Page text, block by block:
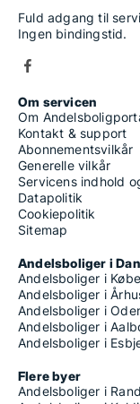
Fuld adgang til
Ingen bindingstid.
Om servicen
Om
Kontakt & support
Abonnementsvilkår
Generelle vilkår
Servicens indhold
Datapolitik
Cookiepolitik
Sitemap
Andelsboliger i
Andelsboliger i
Andelsboliger i
Andelsboliger i
Andelsboliger i
Andelsboliger i
Flere byer
Andelsboliger i